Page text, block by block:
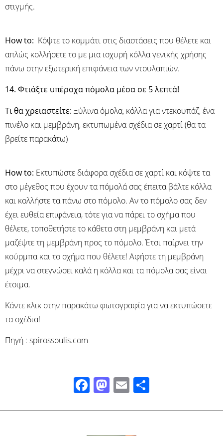
στιγμής.
Ηow to: Κόψτε το κομμάτι στις διαστάσεις που θέλετε και
απλώς κολλήσετε το με μια ισχυρή κόλλα γενικής χρήσης
πάνω στην εξωτερική επιφάνεια των ντουλαπιών.
14. Φτιάξτε υπέροχα πόμολα μέσα σε 5 λεπτά!
Τι θα χρειαστείτε: Ξύλινα όμολα, κόλλα για ντεκουπάζ, ένα
πινέλο και μεμβράνη, εκτυπωμένα σχέδια σε χαρτί (θα τα
βρείτε παρακάτω)
Ηow to: Εκτυπώστε διάφορα σχέδια σε χαρτί και κόψτε τα
στο μέγεθος που έχουν τα πόμολά σας έπειτα βάλτε κόλλα
και κολλήστε τα πάνω στο πόμολο. Αν το πόμολο σας δεν
έχει ευθεία επιφάνεια, τότε για να πάρει το σχήμα που
θέλετε, τοποθετήστε το κάθετα στη μεμβράνη και μετά
μαζέψτε τη μεμβράνη προς το πόμολο. Έτσι παίρνει την
κούρμπα και το σχήμα που θέλετε! Αφήστε τη μεμβράνη
μέχρι να στεγνώσει καλά η κόλλα και τα πόμολα σας είναι
έτοιμα.
Κάντε κλικ στην παρακάτω φωτογραφία για να εκτυπώσετε
τα σχέδια!
Πηγή : spirossoulis.com
Facebook
Mastodon
Email